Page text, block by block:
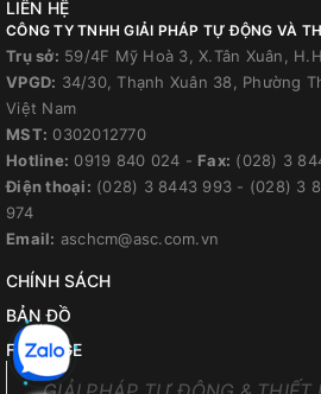
LIÊN HỆ
CÔNG TY TNHH GIẢI PHÁP TỰ ĐỘNG VÀ
Trụ sở: 59/4F Mỹ Hoà 3, X.Tân Xuân,
VPGD: 34/30, Thạnh Xuân 38, Phường
Việt Nam
MST: 0302012770
Hotline: 0919 840 024 - Fax: (028) 3
Điện thoại: (028) 3 8443 993 - (028) 3
974
Email: aschcm@asc.com.vn
CHÍNH SÁCH
BẢN ĐỒ
FANPAGE